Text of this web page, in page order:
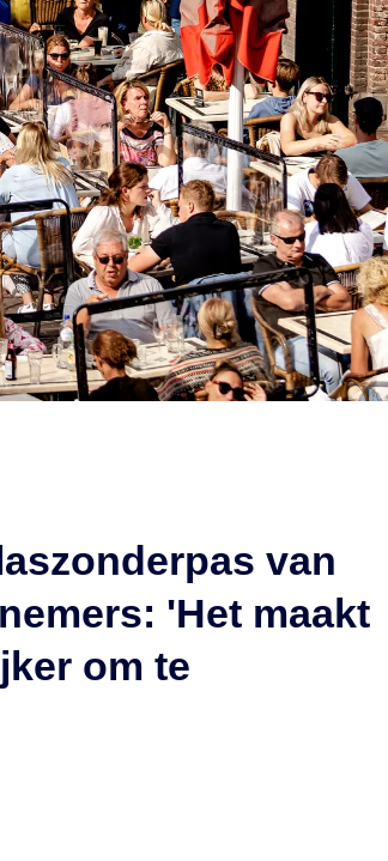
van
'Het maakt
om te